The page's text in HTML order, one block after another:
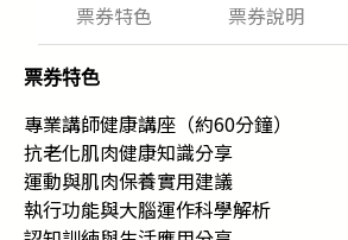
票券特色 票券說明
票券特色
專業講師健康講座（約60分鐘）
抗老化肌肉健康知識分享
運動與肌肉保養實用建議
執行功能與大腦運作科學解析